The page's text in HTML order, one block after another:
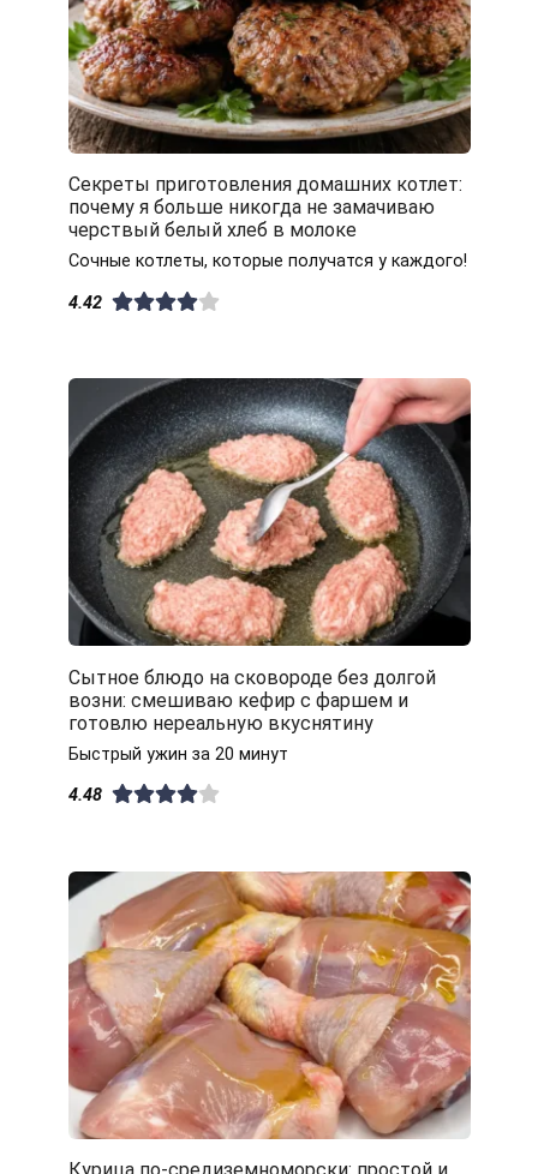
Секреты приготовления домашних котлет:
почему я больше никогда не замачиваю
черствый белый хлеб в молоке
Сочные котлеты, которые получатся у каждого!
4.42
Сытное блюдо на сковороде без долгой
возни: смешиваю кефир с фаршем и
готовлю нереальную вкуснятину
Быстрый ужин за 20 минут
4.48